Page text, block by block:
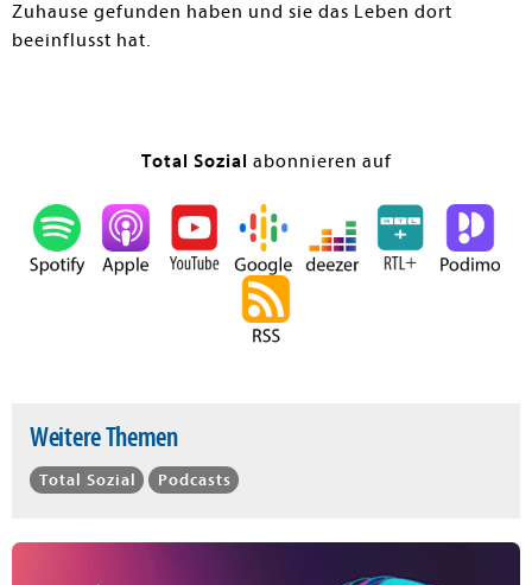
Zuhause gefunden haben und sie das Leben dort
beeinflusst hat.
Total Sozial abonnieren auf
Weitere Themen
Total Sozial Podcasts